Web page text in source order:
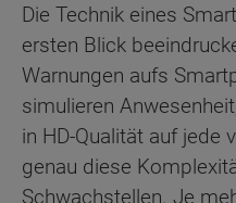
Die Technik eines
ersten Blick
Warnungen aufs
simulieren
in HD-Qualität auf jede
genau diese
Schwachstellen. Je